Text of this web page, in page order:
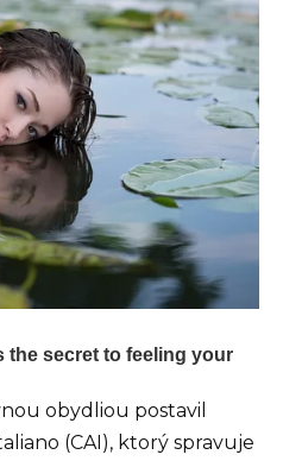
obydliou postavil
(CAI), ktorý spravuje